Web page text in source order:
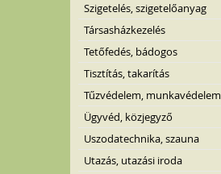
Szigetelés, szigetelőanyag
Társasházkezelés
Tetőfedés, bádogos
Tisztítás, takarítás
Tűzvédelem, munkavédelem
Ügyvéd, közjegyző
Uszodatechnika, szauna
Utazás, utazási iroda